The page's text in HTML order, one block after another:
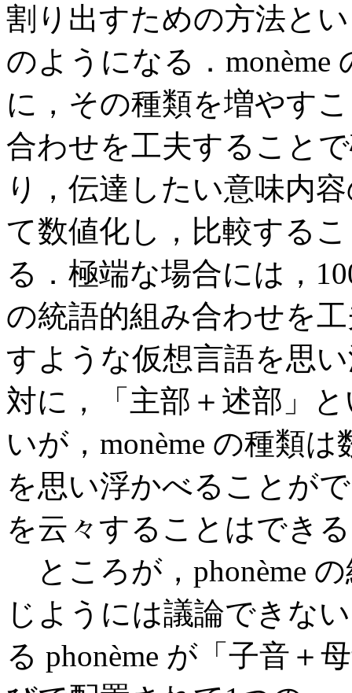
割り出すための方法と
のようになる．
に，その種類を増やす
合わせを工夫すること
り，伝達したい意味内
て数値化し，比較する
る．極端な場合には，
の統語的組み合わせを
すような仮想言語を思
対に，「主部＋述部」
いが，monème の種類
を思い浮かべることが
を云々することはでき
ところが，phonème
じようには議論できな
る phonème が「子音＋